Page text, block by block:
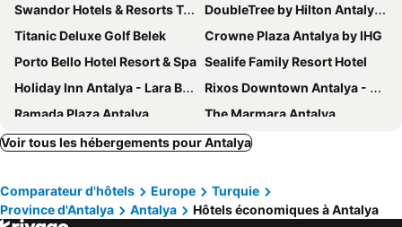
Swandor Hotels & Resorts Topkapi Palace
DoubleTree by Hilton Antalya City Centre
Titanic Deluxe Golf Belek
Crowne Plaza Antalya by IHG
Porto Bello Hotel Resort & Spa Sealife Family Resort Hotel
Holiday Inn Antalya - Lara By Ihg
Rixos Downtown Antalya - The Land Of Legends Access
Ramada Plaza Antalya
The Marmara Antalya
Megasaray Westbeach Antalya
Cullinan Belek
Akra Antalya
Sunis Hotel Su
Armella Hill Hotel
Royal Wings Hotel
Voir tous les hébergements pour Antalya
Comparateur d'hôtels Europe
Turquie
Province d'Antalya
Antalya Hôtels économiques à Antalya